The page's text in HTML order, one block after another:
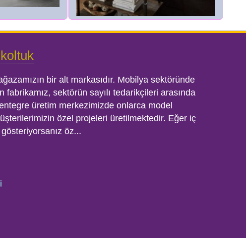
bir alt markasıdır. Mobilya sektöründe
sektörün sayılı tedarikçileri arasında
üretim merkezimizde onlarca model
özel projeleri üretilmektedir. Eğer iç
öz...